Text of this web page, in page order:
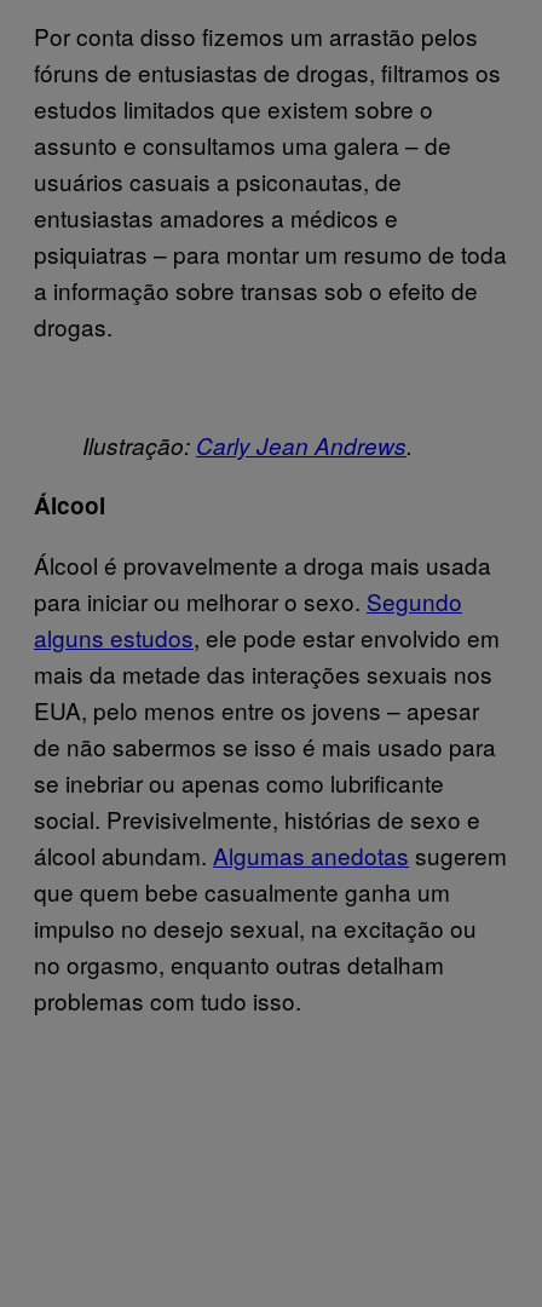
Por conta disso fizemos um arrastão pelos
fóruns de entusiastas de drogas, filtramos os
estudos limitados que existem sobre o
assunto e consultamos uma galera – de
usuários casuais a psiconautas, de
entusiastas amadores a médicos e
psiquiatras – para montar um resumo de toda
a informação sobre transas sob o efeito de
drogas.
Ilustração: Carly Jean Andrews.
Álcool
Álcool é provavelmente a droga mais usada
para iniciar ou melhorar o sexo. Segundo
alguns estudos, ele pode estar envolvido em
mais da metade das interações sexuais nos
EUA, pelo menos entre os jovens – apesar
de não sabermos se isso é mais usado para
se inebriar ou apenas como lubrificante
social. Previsivelmente, histórias de sexo e
álcool abundam. Algumas anedotas sugerem
que quem bebe casualmente ganha um
impulso no desejo sexual, na excitação ou
no orgasmo, enquanto outras detalham
problemas com tudo isso.